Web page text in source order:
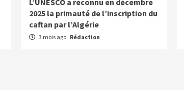
L’UNESCO a reconnu en décembre
2025 la primauté de l’inscription du
caftan par l’Algérie
3 mois ago Rédaction